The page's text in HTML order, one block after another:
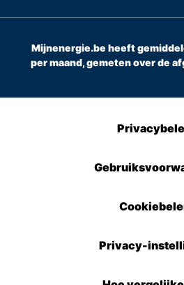
Mijnenergie.be heeft
per maand, gemeten over de
Privacy-